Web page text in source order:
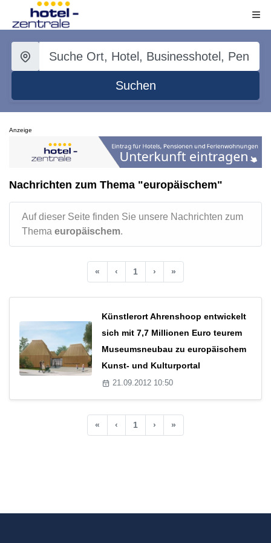
Suchen
Anzeige
Nachrichten zum Thema "europäischem"
Auf dieser Seite finden Sie unsere Nachrichten zum
Thema europäischem.
« ‹ 1 › »
Künstlerort Ahrenshoop entwickelt
sich mit 7,7 Millionen Euro teurem
Museumsneubau zu europäischem
Kunst- und Kulturportal
21.09.2012 10:50
« ‹ 1 › »